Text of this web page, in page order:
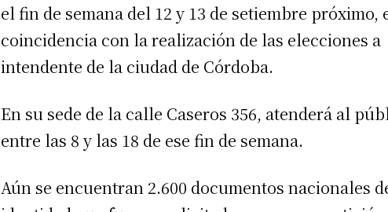
el fin de semana del 12 y 13 de setiembre próximo,
coincidencia con la realización de las elecciones a
intendente de la ciudad de Córdoba.
En su sede de la calle Caseros 356, atenderá al
entre las 8 y las 18 de ese fin de semana.
Aún se encuentran 2.600 documentos nacionales